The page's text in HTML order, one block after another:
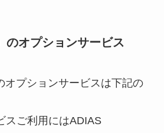
のオプションサービス
オプションサービスは下記の
ご利用にはADIAS